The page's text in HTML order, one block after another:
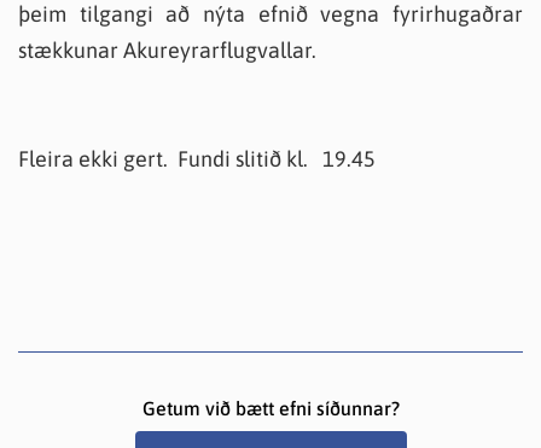
þeim tilgangi að nýta efnið vegna fyrirhugaðrar
stækkunar Akureyrarflugvallar.
Fleira ekki gert. Fundi slitið kl. 19.45
Getum við bætt efni síðunnar?